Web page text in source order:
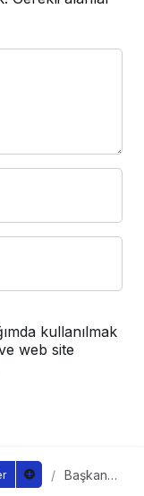
kullanılmak
web site
Başkan